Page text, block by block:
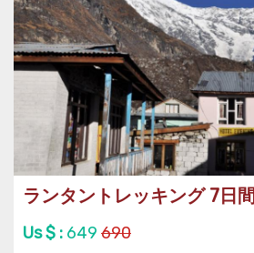
ランタントレッキング 7日間
Us $ : 649 690